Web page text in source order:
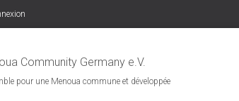
Community Germany e.V.
pour une Menoua commune et développée